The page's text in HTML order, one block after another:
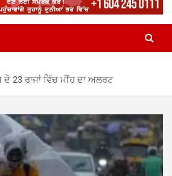
Canada News
23 ਰਾਜਾਂ ਵਿੱਚ ਮੀਂਹ ਦਾ ਅਲਰਟ